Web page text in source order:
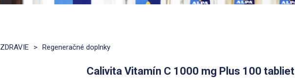
ZDRAVIE > Regeneračné doplnky
Calivita Vitamín C 1000 mg Plus 100 tabliet